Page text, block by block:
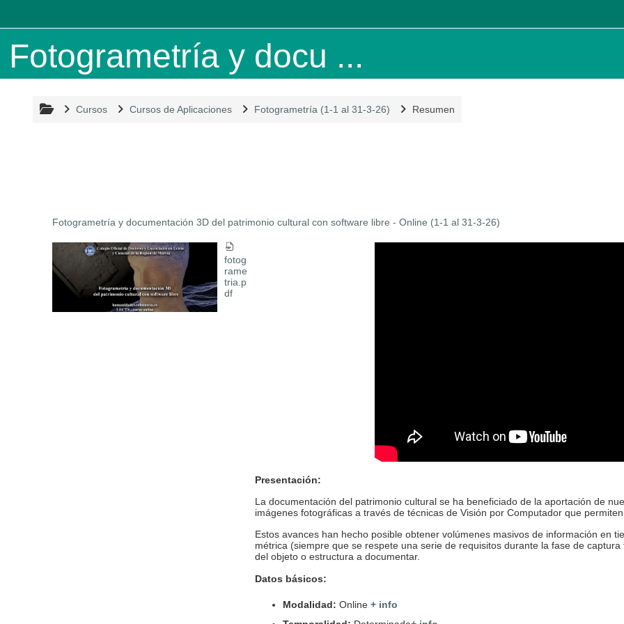
Fotogrametría y docu ...
Cursos Cursos de Aplicaciones Fotogrametría (1-1 al 31-3-26) Resumen
Fotogrametría y documentación 3D del patrimonio cultural con software libre - Online (1-1 al 31-3-26)
fotog
rame
tria.p
df
Presentación:
La documentación del patrimonio cultural se ha beneficiado de la aportación de
imágenes fotográficas a través de técnicas de Visión por Computador que
Estos avances han hecho posible obtener volúmenes masivos de información en
métrica (siempre que se respete una serie de requisitos durante la fase de
del objeto o estructura a documentar.
Datos básicos:
Modalidad: Online + info